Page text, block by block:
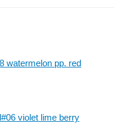
watermelon pp. red
violet lime berry